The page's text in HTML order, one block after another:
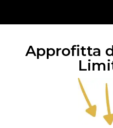
Approfitta